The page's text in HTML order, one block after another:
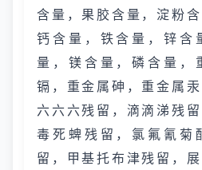
含量，果胶含量，淀粉
钙含量，铁含量，锌含
量，镁含量，磷含量，
镉，重金属砷，重金属汞
六六六残留，滴滴涕残
毒死蜱残留，氯氟氰菊
留，甲基托布津残留，